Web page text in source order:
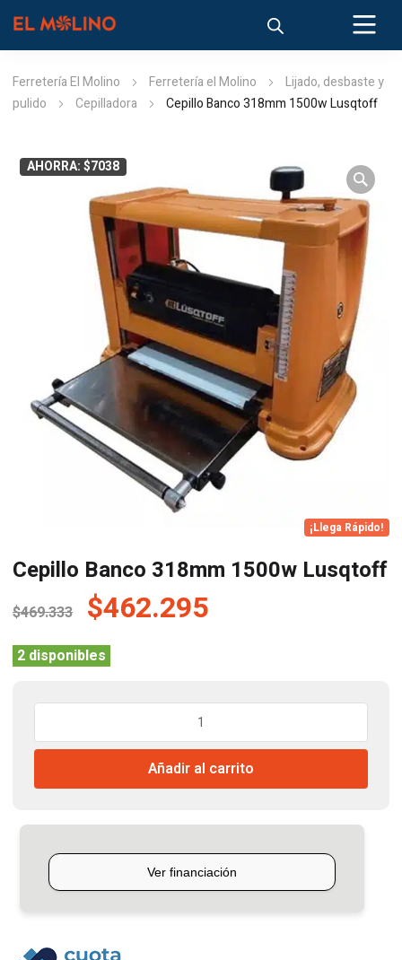
Ferretería El Molino Ferretería el Molino
Lijado, desbaste y
pulido
Cepilladora Cepillo Banco 318mm 1500w Lusqtoff
AHORRA: $7038
¡Llega Rápido!
Cepillo Banco 318mm 1500w Lusqtoff
$469.333 El
precio
original
era:
$469.333.
$462.295El
es:
2 disponibles
318mm
Lusqtoff
Añadir al carrito